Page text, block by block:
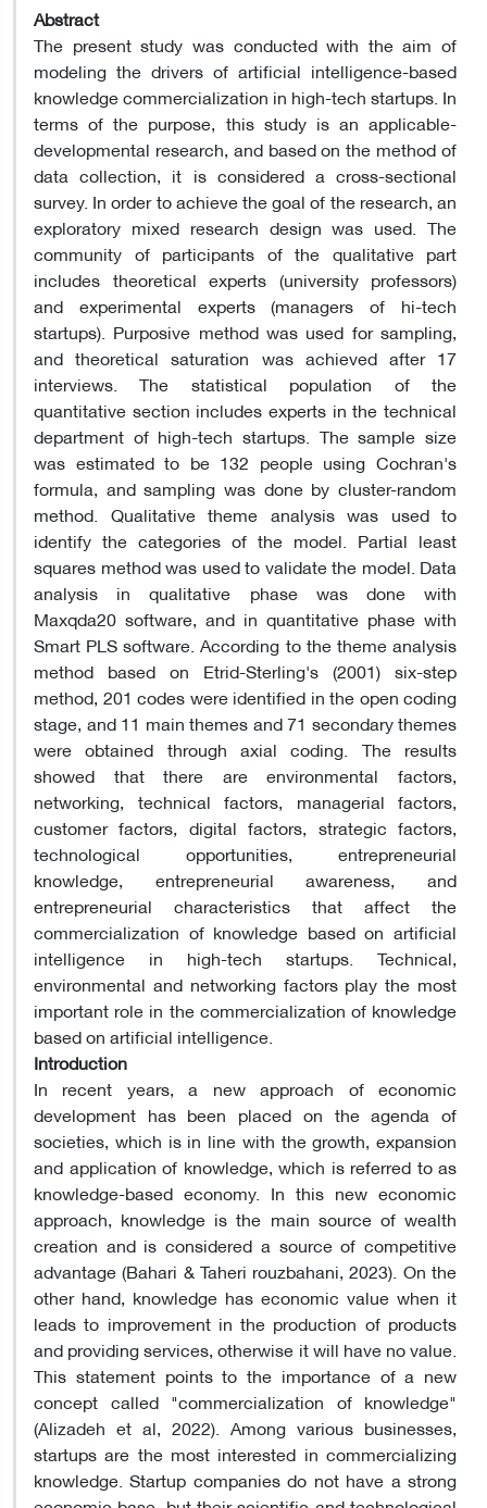
Abstract
The present study was conducted with the aim of
modeling the drivers of artificial intelligence-based
knowledge commercialization in high-tech startups. In
terms of the purpose, this study is an applicable-
developmental research, and based on the method of
data collection, it is considered a cross-sectional
survey. In order to achieve the goal of the research, an
exploratory mixed research design was used. The
community of participants of the qualitative part
includes theoretical experts (university professors)
and experimental experts (managers of hi-tech
startups). Purposive method was used for sampling,
and theoretical saturation was achieved after 17
interviews. The statistical population of the
quantitative section includes experts in the technical
department of high-tech startups. The sample size
was estimated to be 132 people using Cochran's
formula, and sampling was done by cluster-random
method. Qualitative theme analysis was used to
identify the categories of the model. Partial least
squares method was used to validate the model. Data
analysis in qualitative phase was done with
Maxqda20 software, and in quantitative phase with
Smart PLS software. According to the theme analysis
method based on Etrid-Sterling's (2001) six-step
method, 201 codes were identified in the open coding
stage, and 11 main themes and 71 secondary themes
were obtained through axial coding. The results
showed that there are environmental factors,
networking, technical factors, managerial factors,
customer factors, digital factors, strategic factors,
technological opportunities, entrepreneurial
knowledge, entrepreneurial awareness, and
entrepreneurial characteristics that affect the
commercialization of knowledge based on artificial
intelligence in high-tech startups. Technical,
environmental and networking factors play the most
important role in the commercialization of knowledge
based on artificial intelligence.
Introduction
In recent years, a new approach of economic
development has been placed on the agenda of
societies, which is in line with the growth, expansion
and application of knowledge, which is referred to as
knowledge-based economy. In this new economic
approach, knowledge is the main source of wealth
creation and is considered a source of competitive
advantage (Bahari & Taheri rouzbahani, 2023). On the
other hand, knowledge has economic value when it
leads to improvement in the production of products
and providing services, otherwise it will have no value.
This statement points to the importance of a new
concept called "commercialization of knowledge"
(Alizadeh et al, 2022). Among various businesses,
startups are the most interested in commercializing
knowledge. Startup companies do not have a strong